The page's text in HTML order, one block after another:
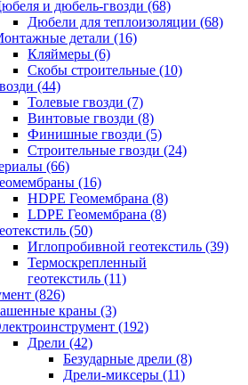
и дюбель-гвозди (68)
Дюбели для теплоизоляции (68)
детали (16)
Кляймеры (6)
Скобы строительные (10)
(44)
Толевые гвозди (7)
Винтовые гвозди (8)
Финишные гвозди (5)
Строительные гвозди (24)
(66)
(16)
HDPE Геомембрана (8)
LDPE Геомембрана (8)
(50)
Иглопробивной геотекстиль (39)
Термоскрепленный
геотекстиль (11)
(826)
краны (3)
(192)
Дрели (42)
Безударные дрели (8)
Дрели-миксеры (11)